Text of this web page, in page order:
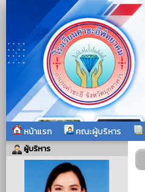
หน้าแรก คณะผู้บริหาร
ผู้บริหาร